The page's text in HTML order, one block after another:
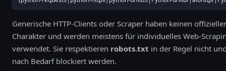
Generische HTTP-Clients oder Scraper haben keinen
Charakter und werden meistens für individuelles Web-
verwendet. Sie respektieren robots.txt in der Regel nicht
nach Bedarf blockiert werden.